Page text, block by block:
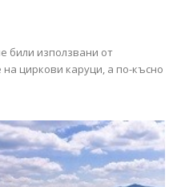
били използвани от
на циркови каруци, а по-късно